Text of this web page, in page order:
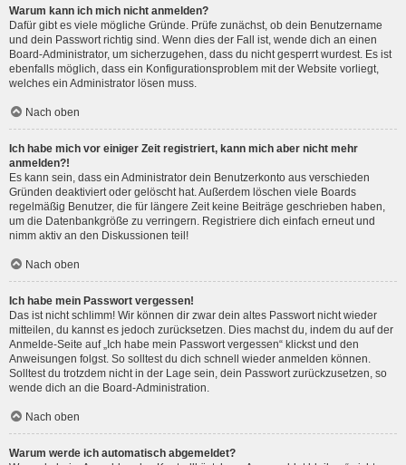
Warum kann ich mich nicht anmelden?
Dafür gibt es viele mögliche Gründe. Prüfe zunächst, ob dein Benutzername
und dein Passwort richtig sind. Wenn dies der Fall ist, wende dich an einen
Board-Administrator, um sicherzugehen, dass du nicht gesperrt wurdest. Es ist
ebenfalls möglich, dass ein Konfigurationsproblem mit der Website vorliegt,
welches ein Administrator lösen muss.
Nach oben
Ich habe mich vor einiger Zeit registriert, kann mich aber nicht mehr
anmelden?!
Es kann sein, dass ein Administrator dein Benutzerkonto aus verschieden
Gründen deaktiviert oder gelöscht hat. Außerdem löschen viele Boards
regelmäßig Benutzer, die für längere Zeit keine Beiträge geschrieben haben,
um die Datenbankgröße zu verringern. Registriere dich einfach erneut und
nimm aktiv an den Diskussionen teil!
Nach oben
Ich habe mein Passwort vergessen!
Das ist nicht schlimm! Wir können dir zwar dein altes Passwort nicht wieder
mitteilen, du kannst es jedoch zurücksetzen. Dies machst du, indem du auf der
Anmelde-Seite auf „Ich habe mein Passwort vergessen“ klickst und den
Anweisungen folgst. So solltest du dich schnell wieder anmelden können.
Solltest du trotzdem nicht in der Lage sein, dein Passwort zurückzusetzen, so
wende dich an die Board-Administration.
Nach oben
Warum werde ich automatisch abgemeldet?